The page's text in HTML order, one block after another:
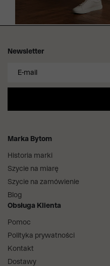
Marka Bytom
Historia marki
Szycie na miarę
Szycie na zamówienie
Blog
Obsługa Klienta
Pomoc
Polityka prywatności
Kontakt
Dostawy
Newsletter